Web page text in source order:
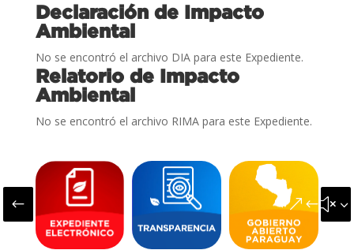
Declaración de Impacto
Ambiental
No se encontró el archivo DIA para este Expediente.
Relatorio de Impacto
Ambiental
No se encontró el archivo RIMA para este Expediente.
#